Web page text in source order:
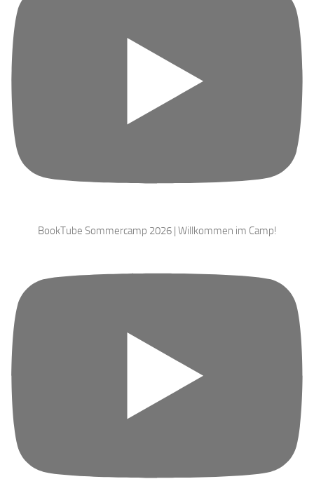
BookTube Sommercamp 2026 | Willkommen im Camp!